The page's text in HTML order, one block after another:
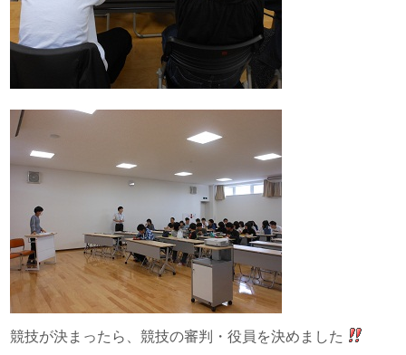
競技が決まったら、競技の審判・役員を決めました